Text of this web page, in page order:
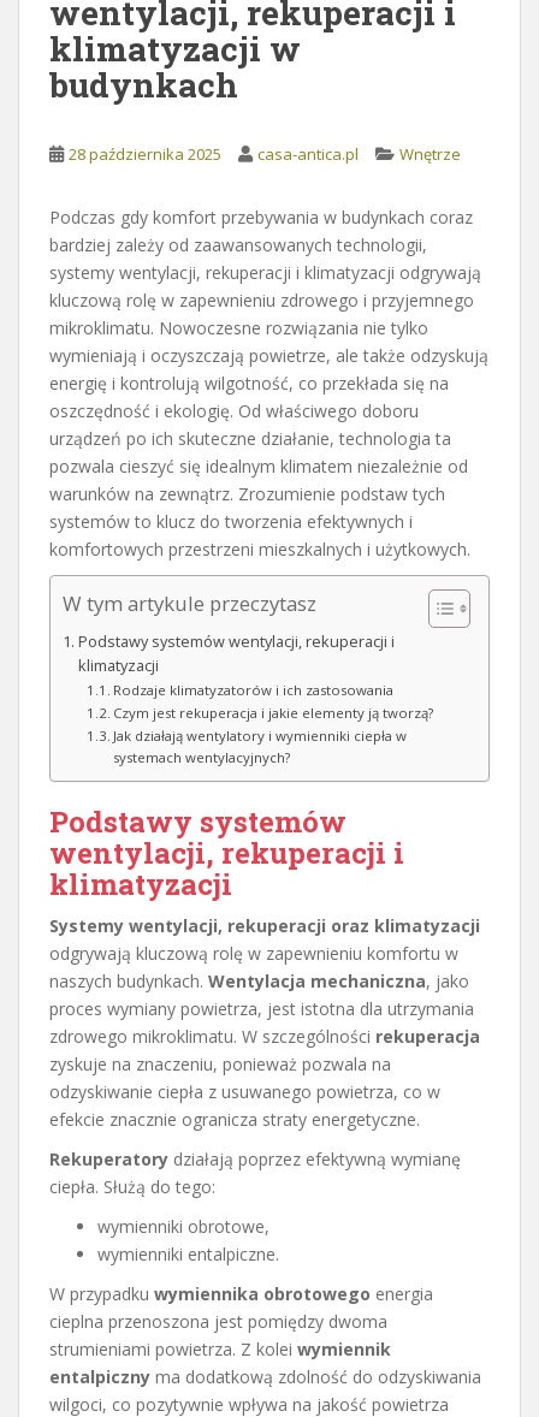
wentylacji, rekuperacji i
klimatyzacji w
budynkach
28 października 2025 casa-antica.pl Wnętrze
Podczas gdy komfort przebywania w budynkach coraz
bardziej zależy od zaawansowanych technologii,
systemy wentylacji, rekuperacji i klimatyzacji odgrywają
kluczową rolę w zapewnieniu zdrowego i przyjemnego
mikroklimatu. Nowoczesne rozwiązania nie tylko
wymieniają i oczyszczają powietrze, ale także odzyskują
energię i kontrolują wilgotność, co przekłada się na
oszczędność i ekologię. Od właściwego doboru
urządzeń po ich skuteczne działanie, technologia ta
pozwala cieszyć się idealnym klimatem niezależnie od
warunków na zewnątrz. Zrozumienie podstaw tych
systemów to klucz do tworzenia efektywnych i
komfortowych przestrzeni mieszkalnych i użytkowych.
W tym artykule przeczytasz
Podstawy systemów wentylacji, rekuperacji i
klimatyzacji
Rodzaje klimatyzatorów i ich zastosowania
Czym jest rekuperacja i jakie elementy ją tworzą?
Jak działają wentylatory i wymienniki ciepła w
systemach wentylacyjnych?
Podstawy systemów
wentylacji, rekuperacji i
klimatyzacji
Systemy wentylacji, rekuperacji oraz klimatyzacji
odgrywają kluczową rolę w zapewnieniu komfortu w
naszych budynkach. Wentylacja mechaniczna, jako
proces wymiany powietrza, jest istotna dla utrzymania
zdrowego mikroklimatu. W szczególności rekuperacja
zyskuje na znaczeniu, ponieważ pozwala na
odzyskiwanie ciepła z usuwanego powietrza, co w
efekcie znacznie ogranicza straty energetyczne.
Rekuperatory działają poprzez efektywną wymianę
ciepła. Służą do tego:
wymienniki obrotowe,
wymienniki entalpiczne.
W przypadku wymiennika obrotowego energia
cieplna przenoszona jest pomiędzy dwoma
strumieniami powietrza. Z kolei wymiennik
entalpiczny ma dodatkową zdolność do odzyskiwania
wilgoci, co pozytywnie wpływa na jakość powietrza